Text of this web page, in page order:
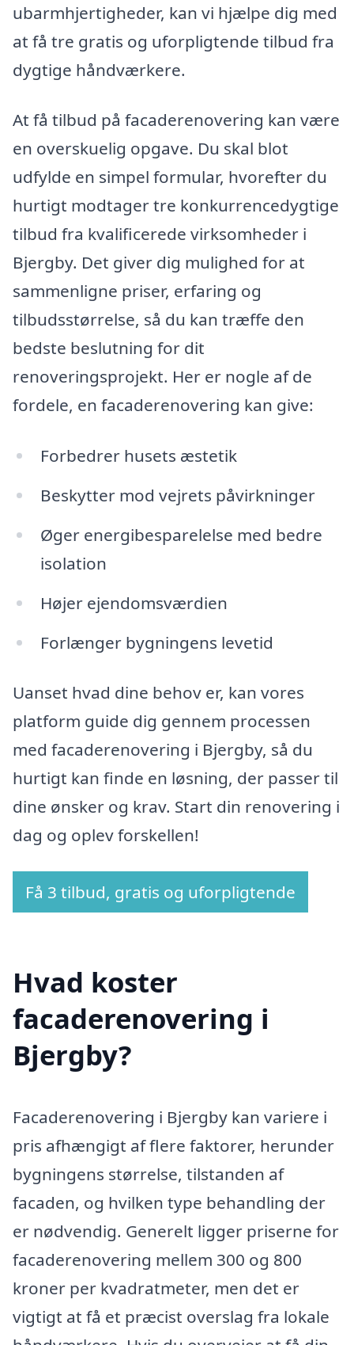
ubarmhjertigheder, kan vi hjælpe dig med
at få tre gratis og uforpligtende tilbud fra
dygtige håndværkere.
At få tilbud på facaderenovering kan være
en overskuelig opgave. Du skal blot
udfylde en simpel formular, hvorefter du
hurtigt modtager tre konkurrencedygtige
tilbud fra kvalificerede virksomheder i
Bjergby. Det giver dig mulighed for at
sammenligne priser, erfaring og
tilbudsstørrelse, så du kan træffe den
bedste beslutning for dit
renoveringsprojekt. Her er nogle af de
fordele, en facaderenovering kan give:
Forbedrer husets æstetik
Beskytter mod vejrets påvirkninger
Øger energibesparelelse med bedre
isolation
Højer ejendomsværdien
Forlænger bygningens levetid
Uanset hvad dine behov er, kan vores
platform guide dig gennem processen
med facaderenovering i Bjergby, så du
hurtigt kan finde en løsning, der passer til
dine ønsker og krav. Start din renovering i
dag og oplev forskellen!
Få 3 tilbud, gratis og uforpligtende
Hvad koster
facaderenovering i
Bjergby?
Facaderenovering i Bjergby kan variere i
pris afhængigt af flere faktorer, herunder
bygningens størrelse, tilstanden af
facaden, og hvilken type behandling der
er nødvendig. Generelt ligger priserne for
facaderenovering mellem 300 og 800
kroner per kvadratmeter, men det er
vigtigt at få et præcist overslag fra lokale